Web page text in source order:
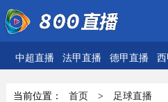
中超直播 法甲直播 德甲直播
当前位置： 首页 > 足球直播